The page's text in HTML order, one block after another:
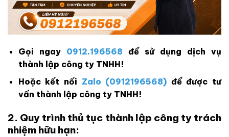
Gọi ngay 0912.196568 để sử dụng dịch vụ
thành lập công ty TNHH!
Hoặc kết nối Zalo (0912196568) để được tư
vấn thành lập công ty TNHH!
2. Quy trình thủ tục thành lập công ty trách
nhiệm hữu hạn: